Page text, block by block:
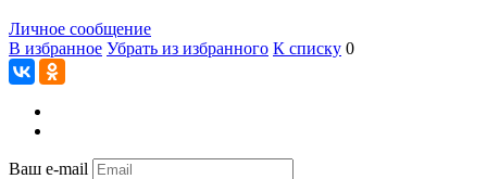
Личное сообщение
В избранное Убрать из избранного К списку 0
Ваш e-mail